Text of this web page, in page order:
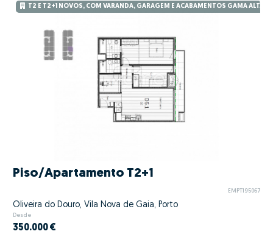
T2 E T2+1 NOVOS, COM VARANDA, GARAGEM E ACABAMENTOS GAMA ALTA –
Piso/Apartamento T2+1
EMPT195067
Oliveira do Douro, Vila Nova de Gaia, Porto
Desde
350.000 €